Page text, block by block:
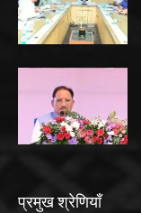
प्रमुख श्रेणियाँ